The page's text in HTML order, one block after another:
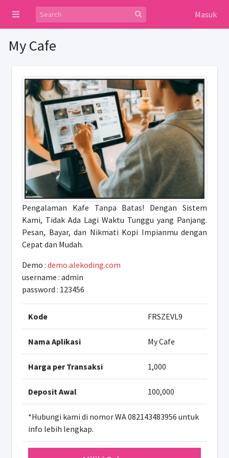
Masuk
My Cafe
Pengalaman Kafe Tanpa Batas! Dengan Sistem
Kami, Tidak Ada Lagi Waktu Tunggu yang Panjang.
Pesan, Bayar, dan Nikmati Kopi Impianmu dengan
Cepat dan Mudah.
Demo : demo.alekoding.com
username : admin
password : 123456
Kode FRSZEVL9
Nama Aplikasi My Cafe
Harga per Transaksi 1,000
Deposit Awal 100,000
*Hubungi kami di nomor WA 082143483956 untuk
info lebih lengkap.